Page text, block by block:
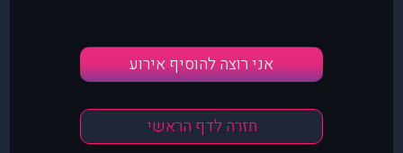
אני רוצה להוסיף אירוע
חזרה לדף הראשי